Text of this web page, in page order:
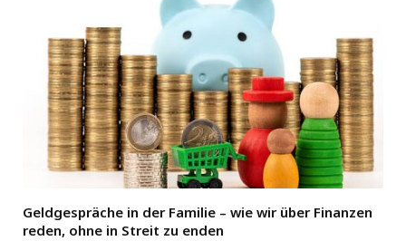
Geldgespräche in der Familie – wie wir über Finanzen
reden, ohne in Streit zu enden